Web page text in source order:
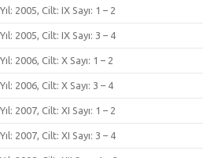
Yıl: 2005, Cilt: IX Sayı: 1 – 2
Yıl: 2005, Cilt: IX Sayı: 3 – 4
Yıl: 2006, Cilt: X Sayı: 1 – 2
Yıl: 2006, Cilt: X Sayı: 3 – 4
Yıl: 2007, Cilt: XI Sayı: 1 – 2
Yıl: 2007, Cilt: XI Sayı: 3 – 4